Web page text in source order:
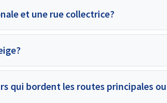
et une rue collectrice?
qui bordent les routes principales ou